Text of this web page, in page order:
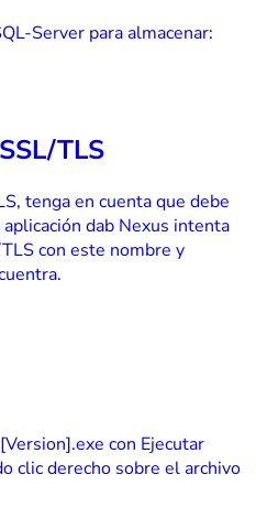
Server para almacenar:
TLS
tenga en cuenta que debe
dab Nexus intenta
con este nombre y
con Ejecutar
clic derecho sobre el archivo